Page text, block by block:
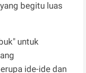
begitu luas
untuk
ide-ide dan